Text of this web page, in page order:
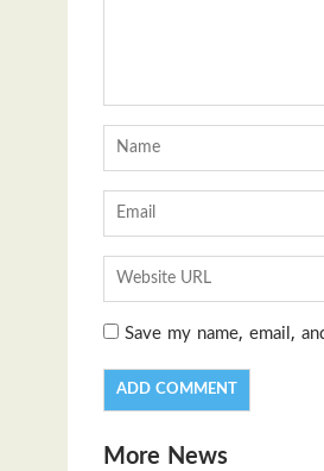
Save my name, email,
More News